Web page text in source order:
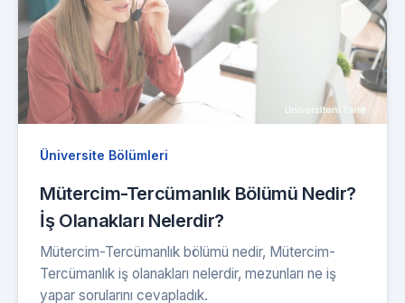
Üniversite Bölümleri
Mütercim-Tercümanlık Bölümü Nedir?
İş Olanakları Nelerdir?
Mütercim-Tercümanlık bölümü nedir, Mütercim-
Tercümanlık iş olanakları nelerdir, mezunları ne iş
yapar sorularını cevapladık.